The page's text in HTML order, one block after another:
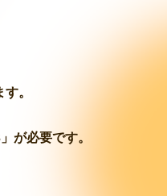
。
が必要です。